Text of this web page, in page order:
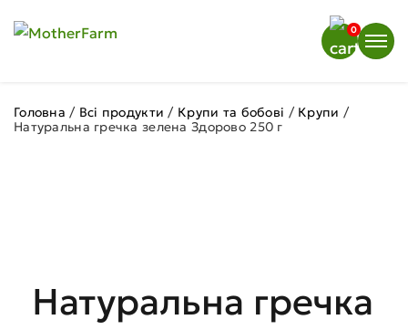
0
Головна / Всі продукти / Крупи та бобові / Крупи /
Натуральна гречка зелена Здорово 250 г
Натуральна гречка